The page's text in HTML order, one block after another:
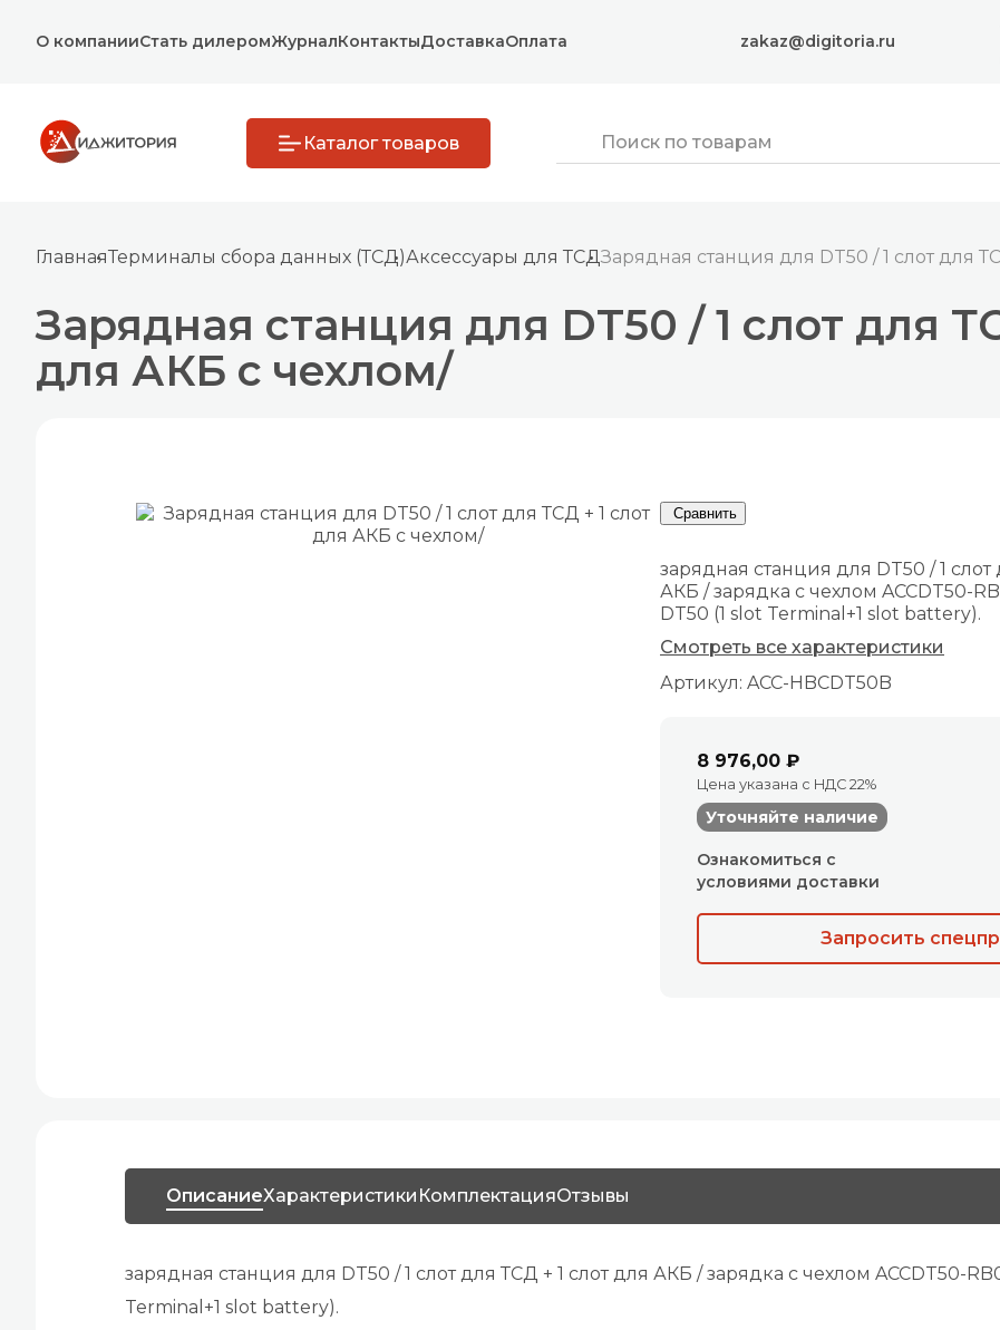
О компанииСтать дилеромЖурналКонтактыДоставкаОплата zakaz@digitoria.ru
Каталог товаров
ГлавнаяТерминалы сбора данных (ТСД)Аксессуары для ТСДЗарядная станция для DT50 / 1 слот для
Зарядная станция для DT50 / 1 слот для
для АКБ с чехлом/
Артикул: ACC-HBCDT50B
Сравнить
зарядная станция для DT50 / 1 слот
АКБ / зарядка с чехлом ACCDT50-
DT50 (1 slot Terminal+1 slot battery).
Смотреть все характеристики
8 976,00 ₽
Цена указана с НДС 22%
Уточняйте наличие
Ознакомиться с
условиями доставки
Запросить
ОписаниеХарактеристики КомплектацияОтзывы
зарядная станция для DT50 / 1 слот для ТСД + 1 слот для АКБ / зарядка с чехлом ACCDT50-
Terminal+1 slot battery).